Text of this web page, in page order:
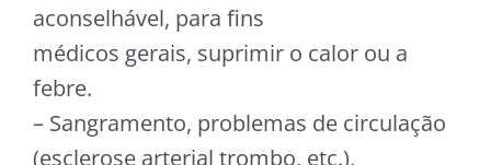
aconselhável, para fins
médicos gerais, suprimir o calor ou a
febre.
– Sangramento, problemas de circulação
(esclerose arterial trombo, etc.),